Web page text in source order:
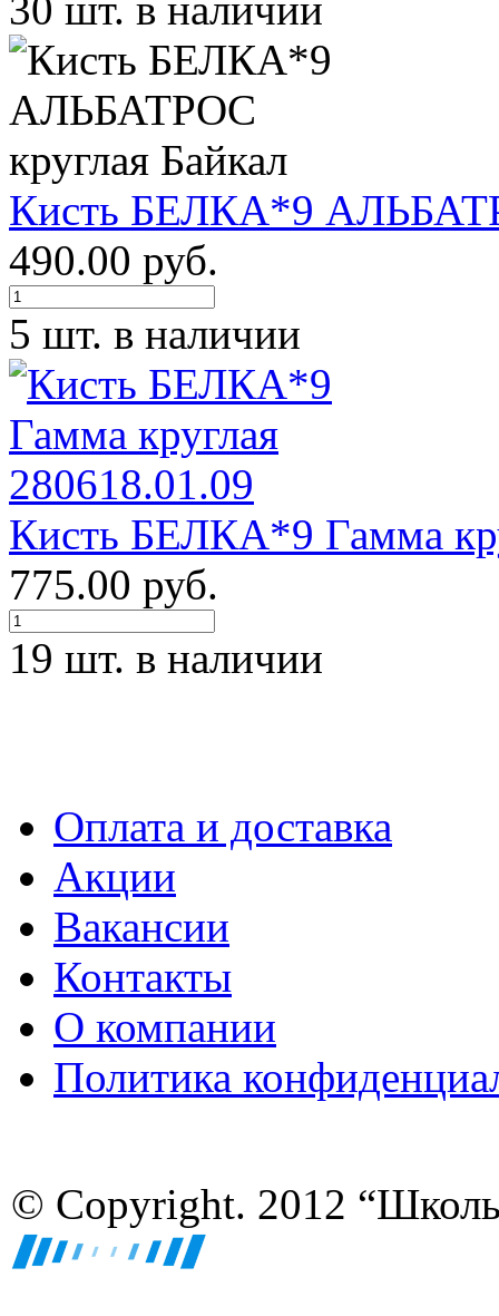
Кисть БЕЛКА*9
490.00 руб.
5 шт. в наличии
Кисть БЕЛКА*9 Гамма
775.00 руб.
19 шт. в наличии
Оплата и доставка
Акции
Вакансии
Контакты
О компании
Политика
© Copyright. 2012